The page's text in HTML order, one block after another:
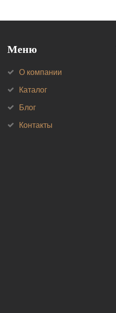
Меню
О компании
Каталог
Блог
Контакты